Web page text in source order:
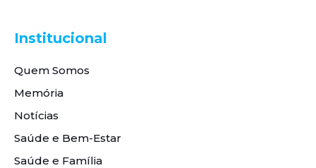
Institucional
Quem Somos
Memória
Notícias
Saúde e Bem-Estar
Saúde e Família